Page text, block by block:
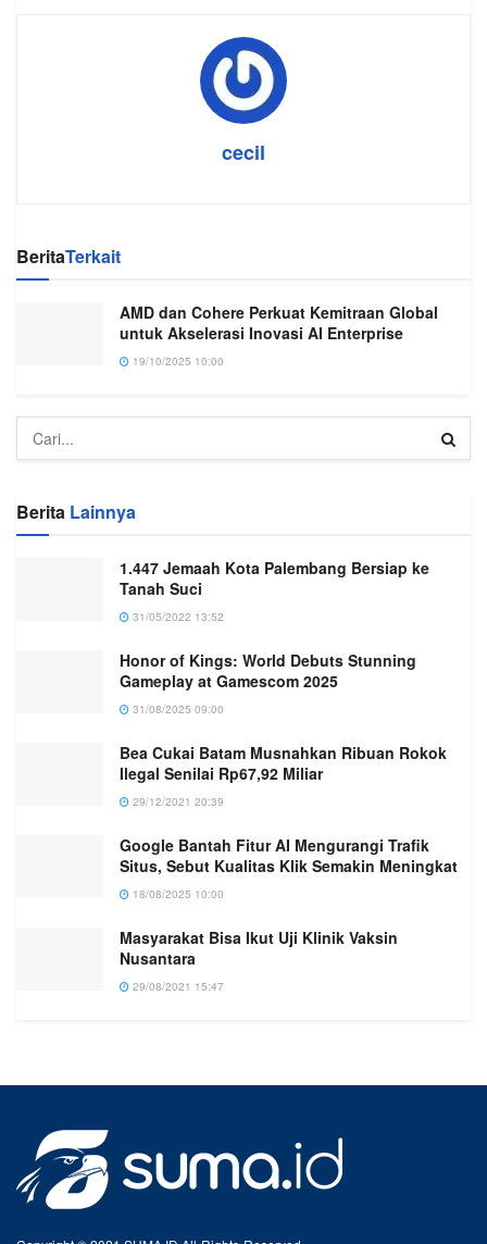
cecil
BeritaTerkait
AMD dan Cohere Perkuat Kemitraan Global
untuk Akselerasi Inovasi AI Enterprise
19/10/2025 10:00
Berita Lainnya
1.447 Jemaah Kota Palembang Bersiap ke
Tanah Suci
31/05/2022 13:52
Honor of Kings: World Debuts Stunning
Gameplay at Gamescom 2025
31/08/2025 09:00
Bea Cukai Batam Musnahkan Ribuan Rokok
Ilegal Senilai Rp67,92 Miliar
29/12/2021 20:39
Google Bantah Fitur AI Mengurangi Trafik
Situs, Sebut Kualitas Klik Semakin Meningkat
18/08/2025 10:00
Masyarakat Bisa Ikut Uji Klinik Vaksin
Nusantara
29/08/2021 15:47